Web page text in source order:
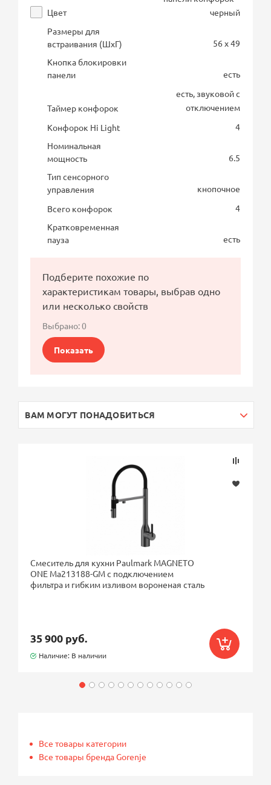
Цвет
черный
Размеры для
встраивания (ШхГ)
56 x 49
Кнопка блокировки
панели
есть
Таймер конфорок
есть, звуковой с
отключением
Конфорок Hi Light
4
Номинальная
мощность
6.5
Тип сенсорного
управления
кнопочное
Всего конфорок
4
Кратковременная
пауза
есть
Подберите похожие по
характеристикам товары, выбрав одно
или несколько свойств
Выбрано:0
Показать
ВАМ МОГУТ ПОНАДОБИТЬСЯ
Смеситель для кухни Paulmark MAGNETO
ONE Ma213188-GM с подключением
фильтра и гибким изливом вороненая сталь
35 900 руб.
Наличие: В наличии
Все товары категории
Все товары бренда Gorenje